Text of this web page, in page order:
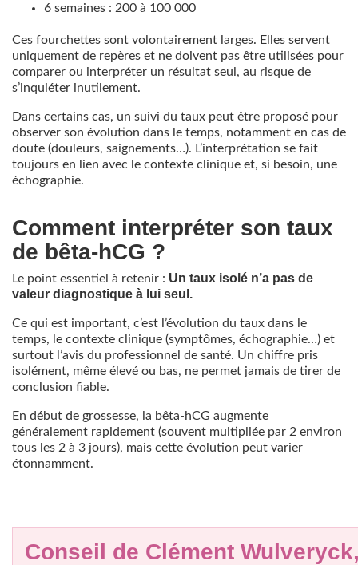
6 semaines : 200 à 100 000
Ces fourchettes sont volontairement larges. Elles servent
uniquement de repères et ne doivent pas être utilisées pour
comparer ou interpréter un résultat seul, au risque de
s’inquiéter inutilement.
Dans certains cas, un suivi du taux peut être proposé pour
observer son évolution dans le temps, notamment en cas de
doute (douleurs, saignements…). L’interprétation se fait
toujours en lien avec le contexte clinique et, si besoin, une
échographie.
Comment interpréter son taux
de bêta-hCG ?
Le point essentiel à retenir : Un taux isolé n’a pas de
valeur diagnostique à lui seul.
Ce qui est important, c’est l’évolution du taux dans le
temps, le contexte clinique (symptômes, échographie…) et
surtout l’avis du professionnel de santé. Un chiffre pris
isolément, même élevé ou bas, ne permet jamais de tirer de
conclusion fiable.
En début de grossesse, la bêta-hCG augmente
généralement rapidement (souvent multipliée par 2 environ
tous les 2 à 3 jours), mais cette évolution peut varier
étonnamment.
Conseil de Clément